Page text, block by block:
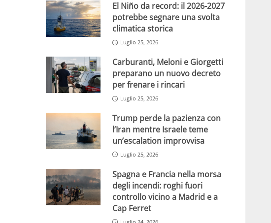
El Niño da record: il 2026-2027
potrebbe segnare una svolta
climatica storica
Luglio 25, 2026
Carburanti, Meloni e Giorgetti
preparano un nuovo decreto
per frenare i rincari
Luglio 25, 2026
Trump perde la pazienza con
l’Iran mentre Israele teme
un’escalation improvvisa
Luglio 25, 2026
Spagna e Francia nella morsa
degli incendi: roghi fuori
controllo vicino a Madrid e a
Cap Ferret